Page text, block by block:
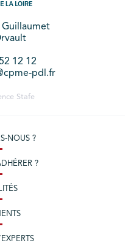
Guillaumet
12 12
pdl.fr
Stafe
NOUS ?
?